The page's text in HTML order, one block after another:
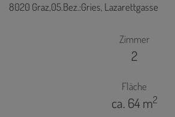
8020 Graz,05.Bez.:Gries, Lazarettgasse
Zimmer
2
Fläche
ca. 64 m2